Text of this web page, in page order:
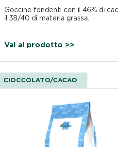
Goccine fondenti con il 46% di
il 38/40 di materia grassa.
Vai al prodotto >>
CIOCCOLATO/CACAO